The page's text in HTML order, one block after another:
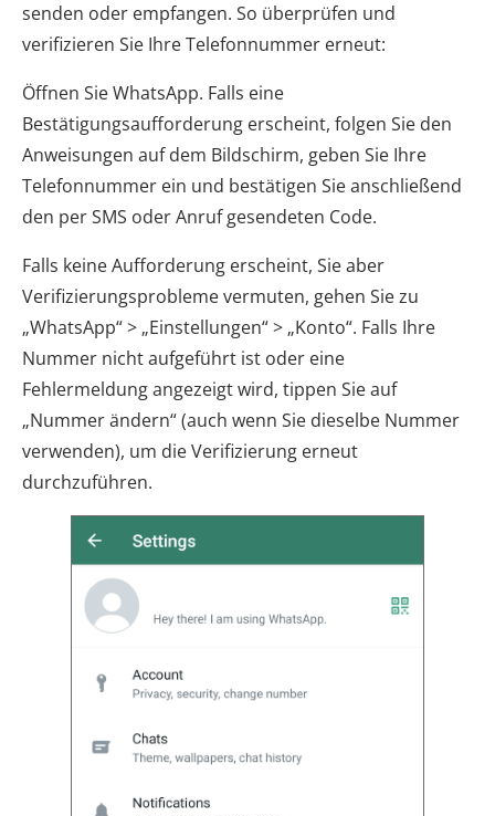
senden oder empfangen. So überprüfen und
verifizieren Sie Ihre Telefonnummer erneut:
Öffnen Sie WhatsApp. Falls eine
Bestätigungsaufforderung erscheint, folgen Sie den
Anweisungen auf dem Bildschirm, geben Sie Ihre
Telefonnummer ein und bestätigen Sie anschließend
den per SMS oder Anruf gesendeten Code.
Falls keine Aufforderung erscheint, Sie aber
Verifizierungsprobleme vermuten, gehen Sie zu
„WhatsApp“ > „Einstellungen“ > „Konto“. Falls Ihre
Nummer nicht aufgeführt ist oder eine
Fehlermeldung angezeigt wird, tippen Sie auf
„Nummer ändern“ (auch wenn Sie dieselbe Nummer
verwenden), um die Verifizierung erneut
durchzuführen.